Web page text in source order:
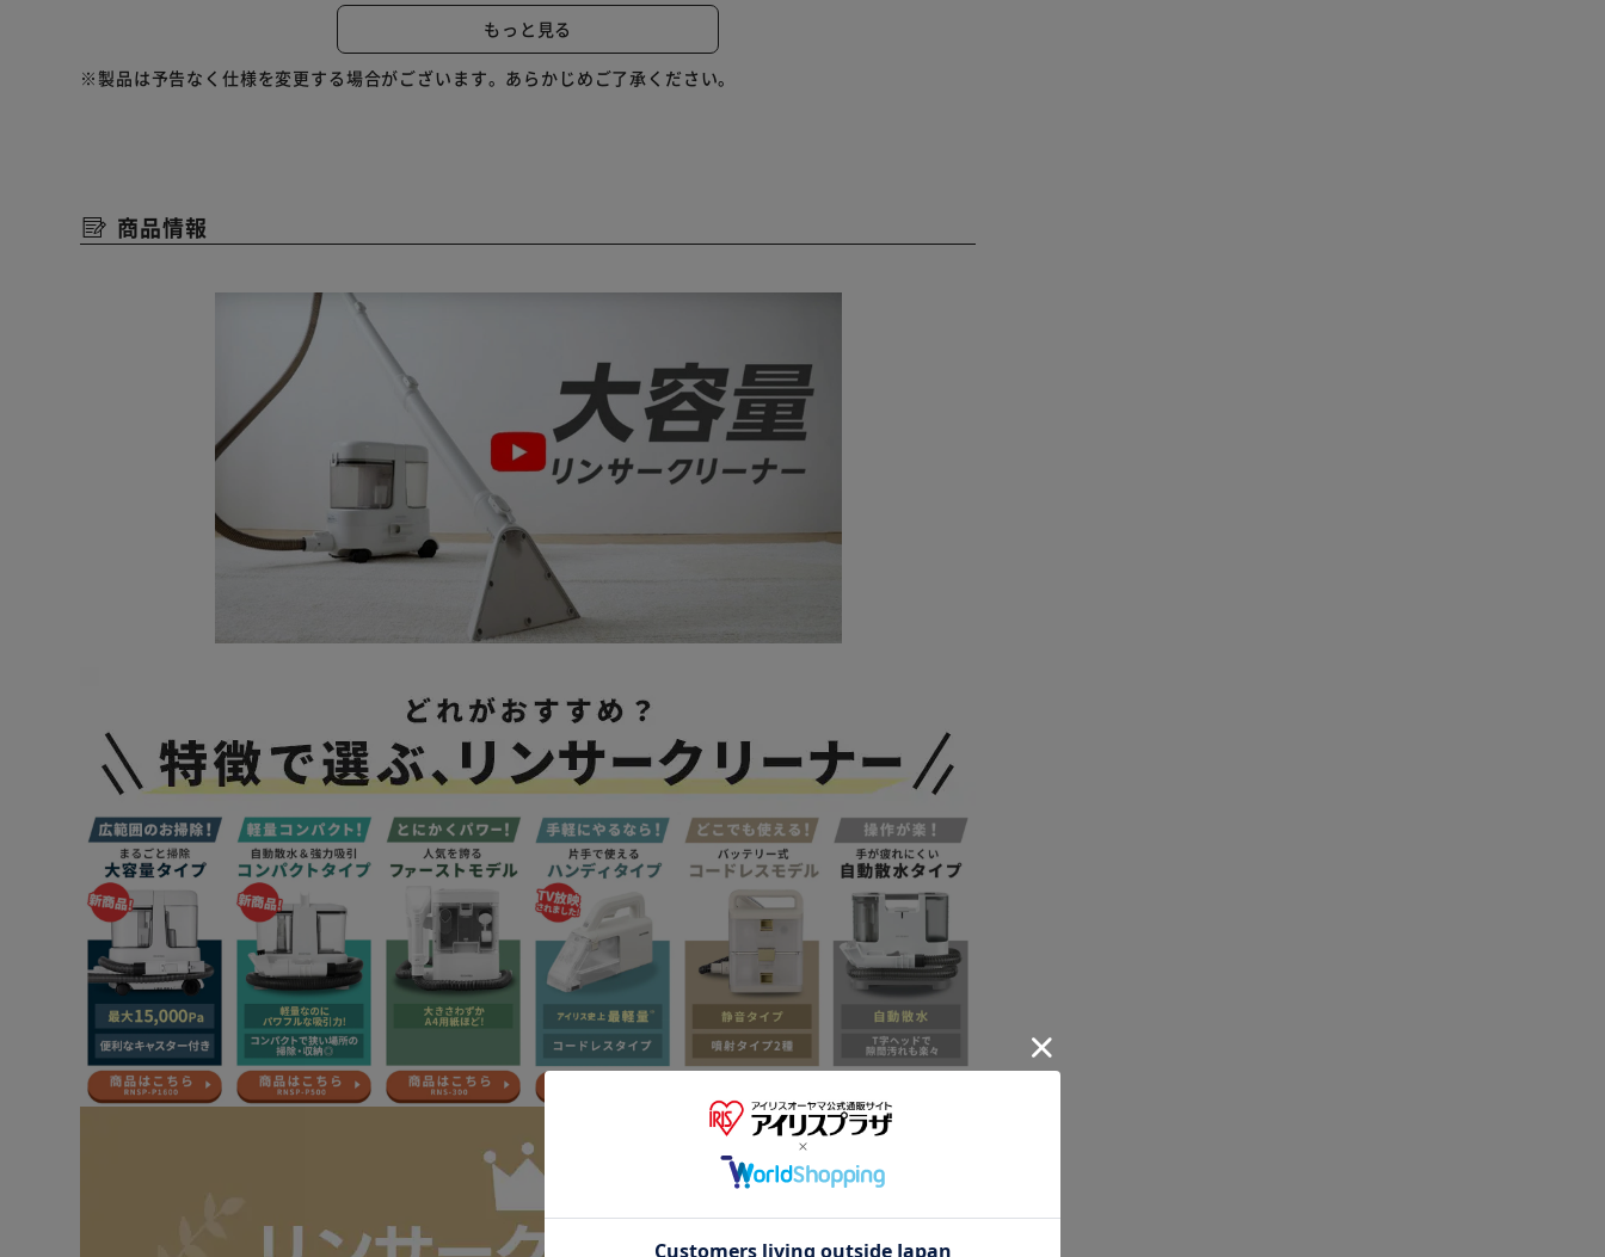
使った後のベタベタも改善！
1.8Lの清水タンクで広範囲に散水できる。
◆しつこい汚れはお湯で解決
使用可能温度約40℃。
皮脂が溶け始める温度は30～40℃前後。
しつこい汚れもお湯で浮かせてさっぱりキレイに。
諦めていたあの場所・あの汚れに。
キレイが蘇って気持ちいい。
赤ちゃんやペットのいるお家でも安心。
キャスター付きで移動もラクラク。
家中、気軽にお掃除できる。
◆使いやすい広口タンク
清水タンクはフタが外せて水が入れやすく、回収タンクは手を入れて洗える大きさ。
◆丸洗い出来て清潔
清水タンク、回収タンクはもちろん、ハンドツールも取り外して丸洗いできる。
【スタンダードタイプ（RNSP-P1600）は洗浄ブラシ付きハンドツール】
◆洗浄ブラシ付きハンドツール
落ちにくい汚れもブラシでこすり落とす。
もっと見る
※製品は予告なく仕様を変更する場合がございます。あらかじめご了承ください。
商品情報
※ご確認ください